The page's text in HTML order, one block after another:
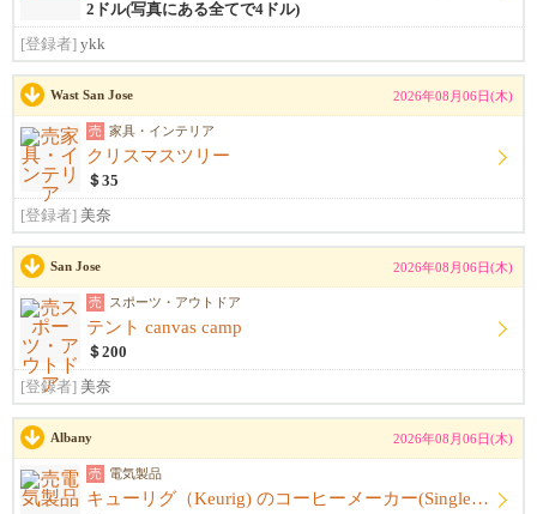
2ドル(写真にある全てで4ドル)
[登録者] ykk
Wast San Jose 2026年08月06日(木)
売 家具・インテリア
クリスマスツリー
＄35
[登録者] 美奈
San Jose 2026年08月06日(木)
売 スポーツ・アウトドア
テント canvas camp
＄200
[登録者] 美奈
Albany 2026年08月06日(木)
売 電気製品
キューリグ（Keurig) のコーヒーメーカー(Single Serve Coffee) Maker